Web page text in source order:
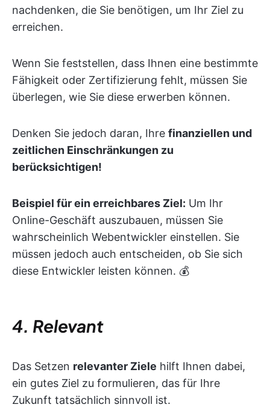
nachdenken, die Sie benötigen, um Ihr Ziel zu
erreichen.
Wenn Sie feststellen, dass Ihnen eine bestimmte
Fähigkeit oder Zertifizierung fehlt, müssen Sie
überlegen, wie Sie diese erwerben können.
Denken Sie jedoch daran, Ihre finanziellen und
zeitlichen Einschränkungen zu
berücksichtigen!
Beispiel für ein erreichbares Ziel: Um Ihr
Online-Geschäft auszubauen, müssen Sie
wahrscheinlich Webentwickler einstellen. Sie
müssen jedoch auch entscheiden, ob Sie sich
diese Entwickler leisten können. 💰
4. Relevant
Das Setzen relevanter Ziele hilft Ihnen dabei,
ein gutes Ziel zu formulieren, das für Ihre
Zukunft tatsächlich sinnvoll ist.